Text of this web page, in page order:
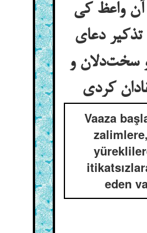
واعظ کی
تذکیر دعای
سخت‌دلان و
کردی
Vaaza
eden